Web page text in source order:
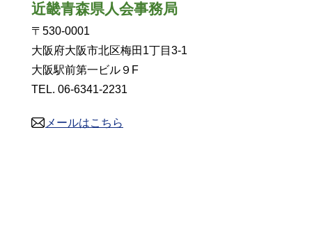
近畿青森県人会事務局
〒530-0001
大阪府大阪市北区梅田1丁目3-1
大阪駅前第一ビル９F
TEL. 06-6341-2231
メールはこちら